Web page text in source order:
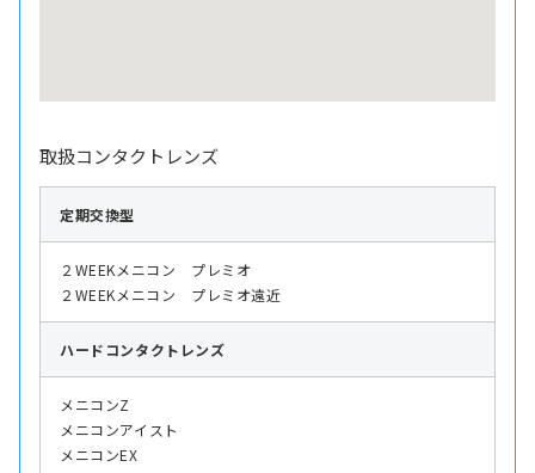
取扱コンタクトレンズ
定期交換型
２WEEKメニコン プレミオ
２WEEKメニコン プレミオ遠近
ハード コンタクトレンズ
メニコンZ
メニコンアイスト
メニコンEX